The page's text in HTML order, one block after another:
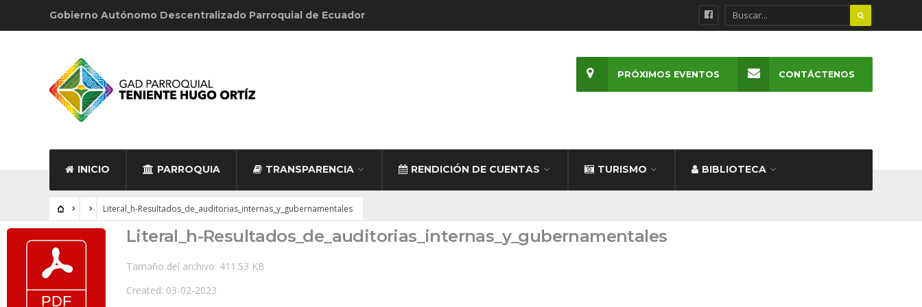
Gobierno Autónomo Descentralizado Parroquial de Ecuador
INICIO PARROQUIA TRANSPARENCIA RENDICIÓN DE CUENTAS TURISMO BIBLIOTECA
PRÓXIMOS EVENTOS CONTÁCTENOS
Literal_h-Resultados_de_auditorias_internas_y_gubernamentales
Literal_h-Resultados_de_auditorias_internas_y_gubernamentales
Tamaño del archivo: 411.53 KB
Created: 03-02-2023